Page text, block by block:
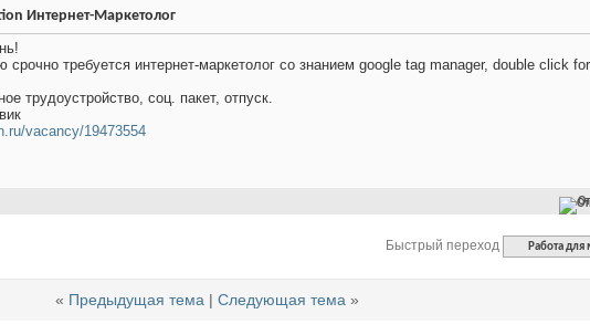
Интернет-Маркетолог
срочно требуется интернет-маркетолог со знанием google tag manager, double click
трудоустройство, соц. пакет, отпуск.
vacancy/19473554
Быстрый переход Работа для
« Предыдущая тема | Следующая тема »